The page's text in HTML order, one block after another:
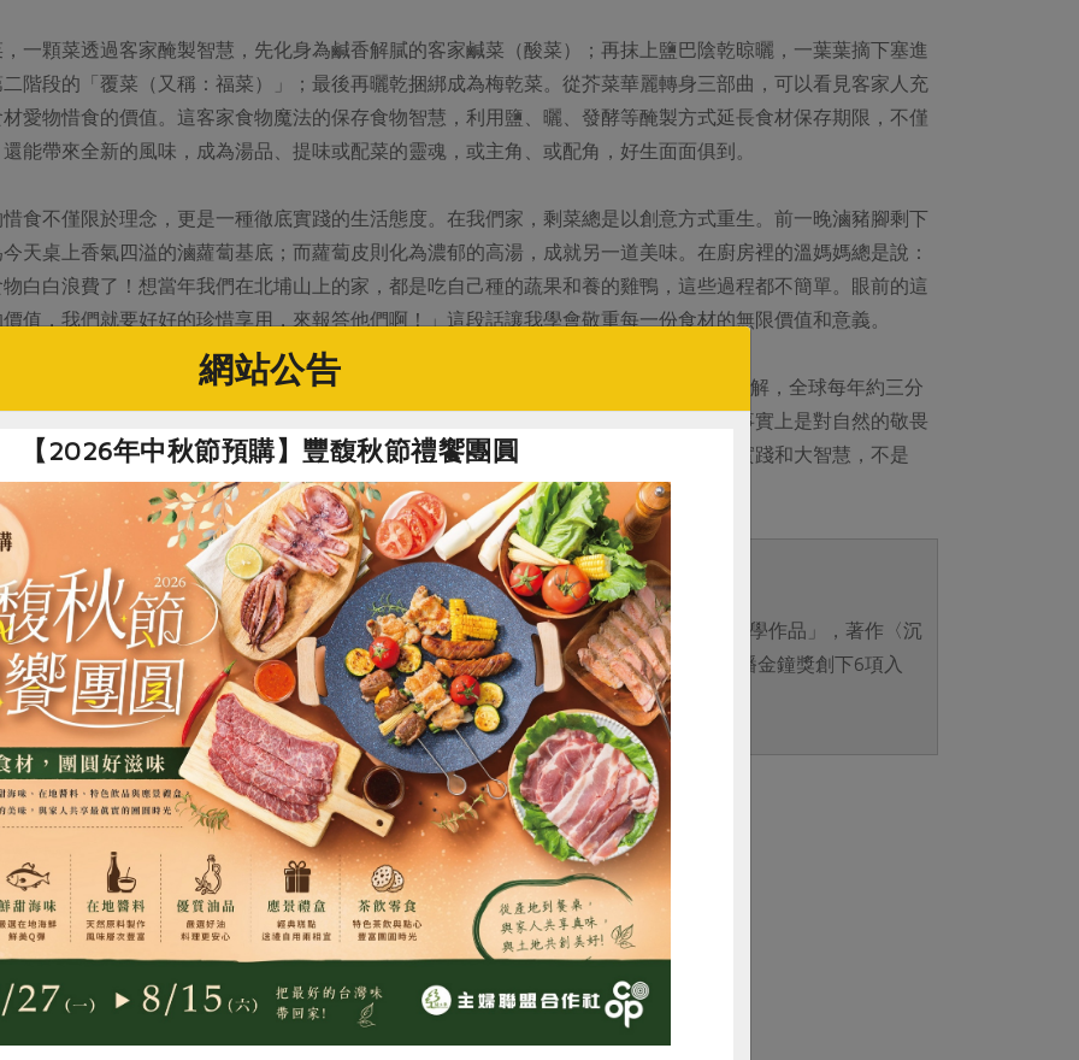
一顆菜透過客家醃製智慧，先化身為鹹香解膩的客家鹹菜（酸菜）；再抹上鹽巴陰乾晾曬，一葉葉摘下塞進
階段的「覆菜（又稱：福菜）」；最後再曬乾捆綁成為梅乾菜。從芥菜華麗轉身三部曲，可以看見客家人充
愛物惜食的價值。這客家食物魔法的保存食物智慧，利用鹽、曬、發酵等醃製方式延長食材保存期限，不僅
能帶來全新的風味，成為湯品、提味或配菜的靈魂，或主角、或配角，好生面面俱到。
食不僅限於理念，更是一種徹底實踐的生活態度。在我們家，剩菜總是以創意方式重生。前一晚滷豬腳剩下
天桌上香氣四溢的滷蘿蔔基底；而蘿蔔皮則化為濃郁的高湯，成就另一道美味。在廚房裡的溫媽媽總是說：
白白浪費了！想當年我們在北埔山上的家，都是吃自己種的蔬果和養的雞鴨，這些過程都不簡單。眼前的這
值，我們就要好好的珍惜享用，來報答他們啊！」這段話讓我學會敬重每一份食材的無限價值和意義。
持獲得四座廣播金鐘獎的節目「Danny的市場肚」，從專家來賓和聯合國報告資料中瞭解，全球每年約三分
背後隱藏著巨大的資源消耗與環境負擔。再回過頭來看曾經被揶揄的節儉客家文化，事實上是對自然的敬畏
媽媽愛物惜食的硬頸執著，在生活中減少浪費和尊重食物，同時也是一種低碳生活的實踐和大智慧，不是
統府與總統對談，並且隨副總統出訪的旅遊作家。台灣文化部列名「台灣知名作家及文學作品」，著作〈沉
我在台東，心情，晴〉、〈玩出國際觀〉等三文被教育部編入教科書課文。第58屆 廣播金鐘獎創下6項入
活風格節目獎暨主持人獎」、「最佳社區節目獎」等三項獎紀錄保持人。
原文刊登於 2025年03月248期
RPET 食譜 減硝酸鹽 雞蛋 食安 共同購買
網站公告
【2026年中秋節預購】豐馥秋節禮饗團圓